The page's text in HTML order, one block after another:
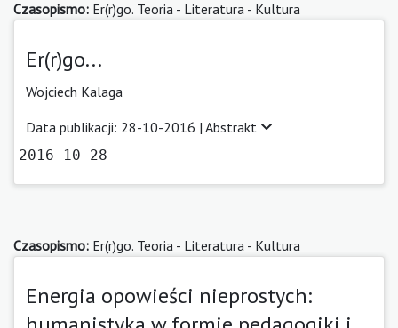
Czasopismo: Er(r)go. Teoria - Literatura - Kultura
Er(r)go...
Wojciech Kalaga
Data publikacji: 28-10-2016 | Abstrakt
2016-10-28
Czasopismo: Er(r)go. Teoria - Literatura - Kultura
Energia opowieści nieprostych: